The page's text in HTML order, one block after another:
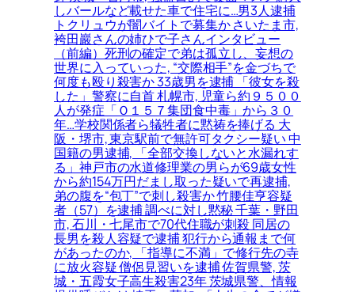
しバールなど載せた車で住宅に…男3人逮捕
トクリュウが闇バイトで募集か さいたま市,
袴田巖さんの姉ひで子さんインタビュー
（前編）死刑の確定で弟は孤立し、妄想の
世界に入っていった, “交際相手”を金づちで
何度も殴り殺害か 33歳男を逮捕 「彼女を殺
した」警察に自首 札幌市, 児童ら約９５００
人が発症「Ｏ１５７集団食中毒」から３０
年…学校関係者ら犠牲者に黙祷を捧げる 大
阪・堺市, 東京駅前で無許可タクシー疑い 中
国籍の男逮捕, 「全部交換しないと水漏れす
る」神戸市の水道修理業の男らが69歳女性
から約154万円だまし取った疑いで再逮捕,
弟の腹を“包丁”で刺し殺害か 竹腰佳亨容疑
者（57）を逮捕 調べに対し黙秘 千葉・野田
市, 石川・七尾市で70代住職が刺殺 同居の
長男を殺人容疑で逮捕 犯行から通報まで何
があったのか, 「指導に不満」で修行先の寺
に放火容疑 僧侶見習いを逮捕 佐賀県警, 茨
城・五霞女子高生殺害23年 茨城県警、情報